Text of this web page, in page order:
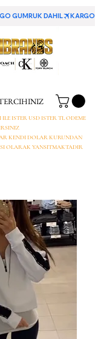
ISTER USD ISTER TL ODEME
KENDI DOLAR KURUNDAN
OLARAK YANSITMAKTADIR